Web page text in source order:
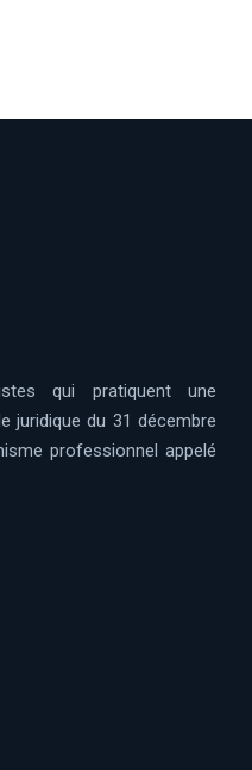
qui pratiquent une
juridique du 31 décembre
professionnel appelé